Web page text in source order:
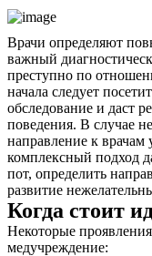
Врачи определяют
важный
преступно по
начала следует
обследование и даст
поведения. В случае
направление к врачам
комплексный подход
пот, определить
развитие
Когда стоит
Некоторые
медучреждение: